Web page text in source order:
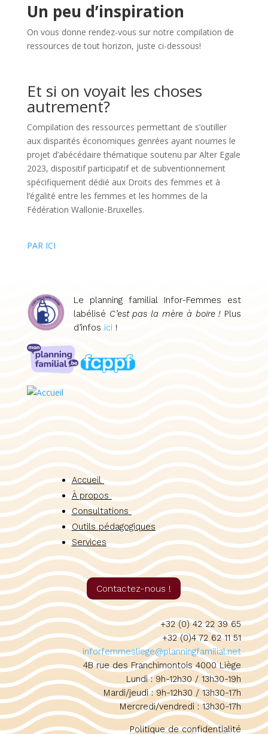
Un peu d’inspiration
On vous donne rendez-vous sur notre compilation de
ressources de tout horizon, juste ci-dessous!
Et si on voyait les choses
autrement?​
Compilation des ressources permettant de s’outiller
aux disparités économiques genrées ayant nourries le
projet d’abécédaire thématique soutenu par Alter Egale
2023, dispositif participatif et de subventionnement
spécifiquement dédié aux Droits des femmes et à
l’égalité entre les femmes et les hommes de la
Fédération Wallonie-Bruxelles.
PAR ICI
Le planning familial Infor-Femmes est
labélisé C’est pas la mère à boire ! Plus
d’infos ici !
Accueil
À propos
Consultations
Outils pédagogiques
Services
Contactez-nous !
+32 (0) 42 22 39 65
+32 (0)4 72 62 11 51
inforfemmesliege@planningfamilial.net
4B rue des Franchimontois 4000 Liège
Lundi : 9h-12h30 / 13h30-19h
Mardi/jeudi : 9h-12h30 / 13h30-17h
Mercredi/vendredi : 13h30-17h
Politique de confidentialité